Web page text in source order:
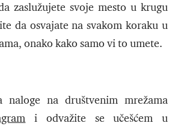
zaslužujete svoje mesto u krugu
da osvajate na svakom koraku u
onako kako samo vi to umete.
na društvenim mrežama
i odvažite se učešćem u